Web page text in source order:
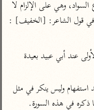
معاصرة
التفسير
أيسر التفاسير
في قول الشاعر: [الخفيف] :
ذكره في هذه السورة.